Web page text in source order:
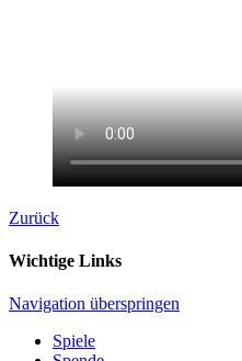
Zurück
Wichtige Links
Navigation überspringen
Spiele